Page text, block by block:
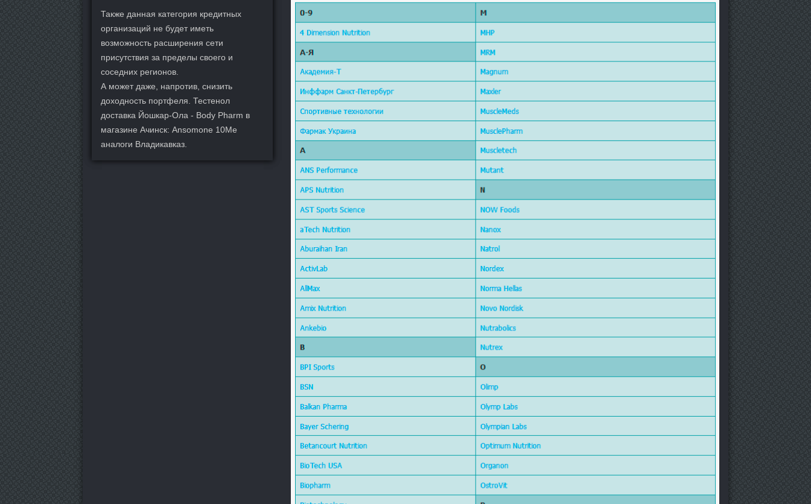
Также данная категория кредитных
организаций не будет иметь
возможность расширения сети
присутствия за пределы своего и
соседних регионов.
А может даже, напротив, снизить
доходность портфеля. Тестенол
доставка Йошкар-Ола - Body Pharm в
магазине Ачинск: Ansomone 10Me
аналоги Владикавказ.